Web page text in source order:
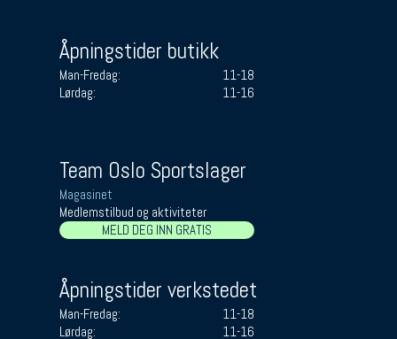
Åpningstider butikk
Man-Fredag:
11-18
Lørdag:
11-16
Team Oslo Sportslager
Magasinet
Medlemstilbud og aktiviteter
MELD DEG INN GRATIS
Åpningstider verkstedet
Man-Fredag:
11-18
Lørdag:
11-16